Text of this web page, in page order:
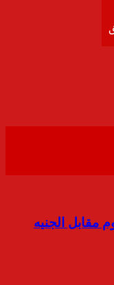
مقابل الجنيه